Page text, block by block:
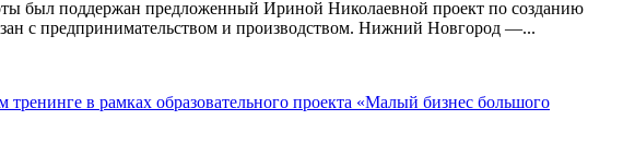
был поддержан предложенный Ириной Николаевной проект по созданию
с предпринимательством и производством. Нижний Новгород —...